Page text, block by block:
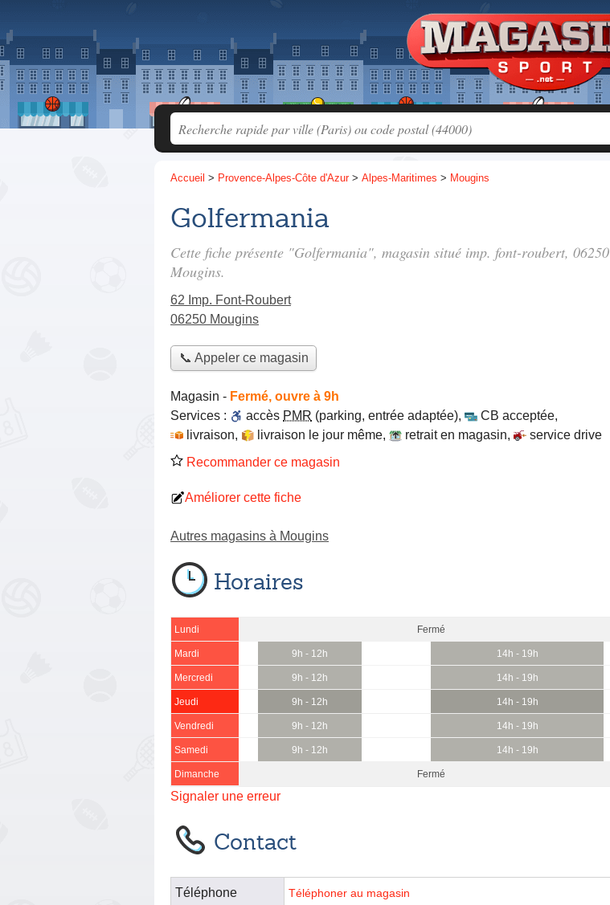
Accueil > Provence-Alpes-Côte d'Azur> Alpes-Maritimes > Mougins
Golfermania
Cette fiche présente "Golfermania", magasin situé imp. font-roubert, 06250
Mougins.
62 Imp. Font-Roubert
06250 Mougins
📞 Appeler ce magasin
Magasin - Fermé, ouvre à 9h
Services :
accès PMR (parking, entrée adaptée), CB acceptée,
livraison, livraison le jour même, retrait en magasin,
service drive
Recommander ce magasin
Améliorer cette fiche
Autres magasins à Mougins
Horaires
Lundi Fermé
Mardi 9h - 12h 14h - 19h
Mercredi 9h - 12h 14h - 19h
Jeudi 9h - 12h 14h - 19h
Vendredi 9h - 12h 14h - 19h
Samedi 9h - 12h 14h - 19h
Dimanche Fermé
Signaler une erreur
Contact
Téléphone Téléphoner au magasin